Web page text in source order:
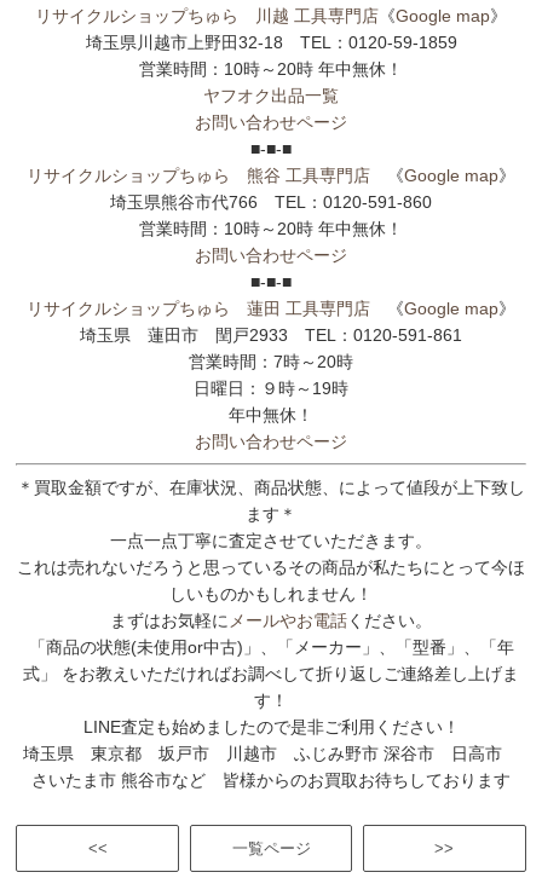
リサイクルショップちゅら 川越 工具専門店 《Google map》
埼玉県川越市上野田32-18 TEL：0120-59-1859
営業時間：10時～20時 年中無休！
ヤフオク出品一覧
お問い合わせページ
■-■-■
リサイクルショップちゅら 熊谷 工具専門店 《Google map》
埼玉県熊谷市代766 TEL：0120-591-860
営業時間：10時～20時 年中無休！
お問い合わせページ
■-■-■
リサイクルショップちゅら 蓮田 工具専門店 《Google map》
埼玉県 蓮田市 閏戸2933 TEL：0120-591-861
営業時間：7時～20時
日曜日：９時～19時
年中無休！
お問い合わせページ
＊買取金額ですが、在庫状況、商品状態、によって値段が上下致し
ます＊
一点一点丁寧に査定させていただきます。
これは売れないだろうと思っているその商品が私たちにとって今ほ
しいものかもしれません！
まずはお気軽に メールやお電話ください。
「商品の状態(未使用or中古)」、「メーカー」、「型番」、「年
式」 をお教えいただければお調べして折り返しご連絡差し上げま
す！
LINE査定も始めましたので是非ご利用ください！
埼玉県 東京都 坂戸市 川越市 ふじみ野市 深谷市 日高市
さいたま市 熊谷市など 皆様からのお買取お待ちしております
<< >>
一覧ページ